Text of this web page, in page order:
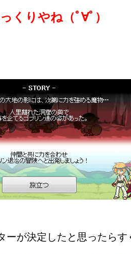
くりやね（ﾟ∀ﾟ）
ーが決定したと思ったらす